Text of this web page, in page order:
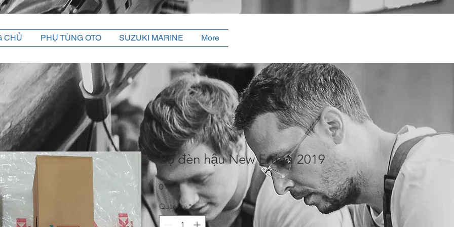
CHỦ PHỤ TÙNG OTO SUZUKI MARINE More
Bộ đèn hậu New Ertiga 2019
0 ₫ Price
Quantity *